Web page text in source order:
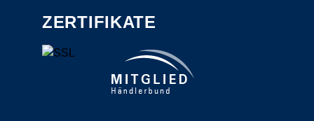
ZERTIFIKATE